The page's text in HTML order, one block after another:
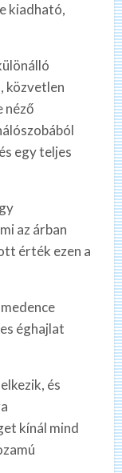
kiadható,
közvetlen
néző
egy teljes
az árban
érték ezen a
éghajlat
és
kínál mind